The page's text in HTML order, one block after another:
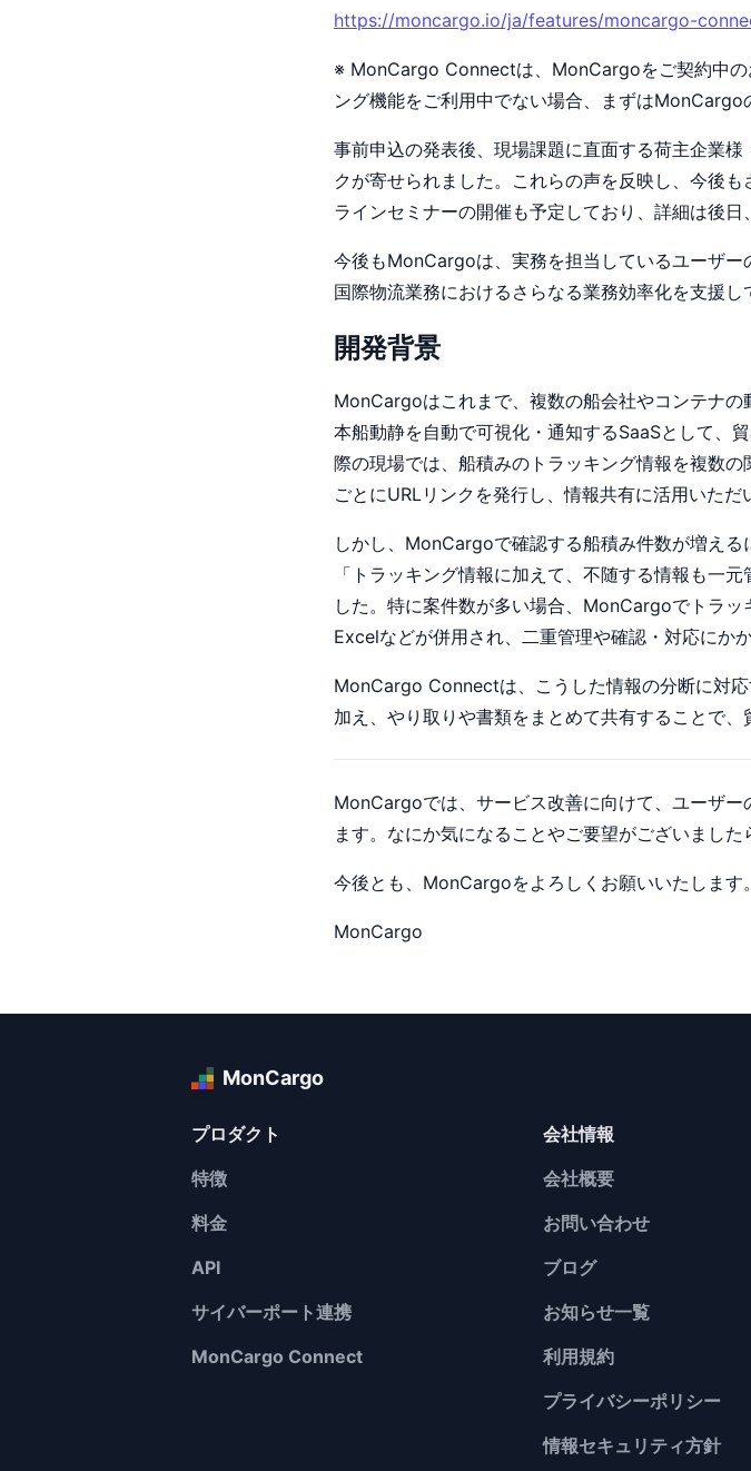
https://moncargo.io/ja/features/moncargo-
※ MonCargo Connectは、MonCargoをご契約中の
ング機能をご利用中でない場合、まずはMonCargo
事前申込の発表後、現場課題に直面する荷主企業
クが寄せられました。これらの声を反映し、今後
ラインセミナーの開催も予定しており、詳細は後日
今後もMonCargoは、実務を担当しているユーザー
国際物流業務におけるさらなる業務効率化を支援し
開発背景
MonCargoはこれまで、複数の船会社やコンテナ
本船動静を自動で可視化・通知するSaaSとして、
際の現場では、船積みのトラッキング情報を複数
ごとにURLリンクを発行し、情報共有に活用いただ
しかし、MonCargoで確認する船積み件数が増える
「トラッキング情報に加えて、不随する情報も一
した。特に案件数が多い場合、MonCargoでトラ
Excelなどが併用され、二重管理や確認・対応にか
MonCargo Connectは、こうした情報の分断に対
加え、やり取りや書類をまとめて共有することで、
MonCargoでは、サービス改善に向けて、ユーザ
ます。なにか気になることやご要望がございました
今後とも、MonCargoをよろしくお願いいたします。
MonCargo
MonCargo
プロダクト
特徴
料金
API
サイバーポート連携
MonCargo Connect
会社情報
会社概要
お問い合わせ
ブログ
お知らせ一覧
利用規約
プライバシーポリシー
情報セキュリティ方針